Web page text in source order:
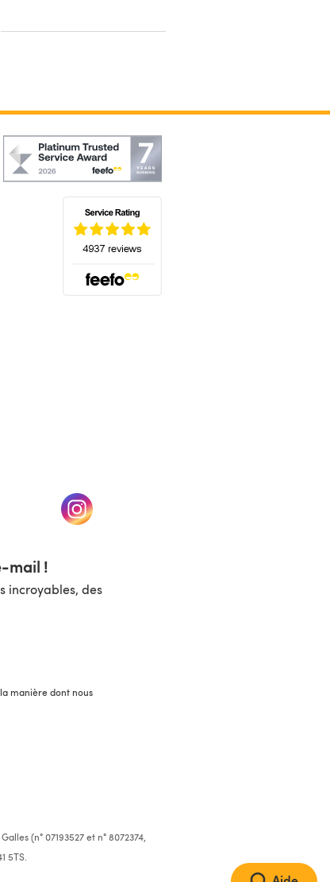
onglet) (s'ouvre dans un nouvel onglet)
mail !
incroyables, des
manière dont nous
(n° 07193527 et n° 8072374,
5TS.